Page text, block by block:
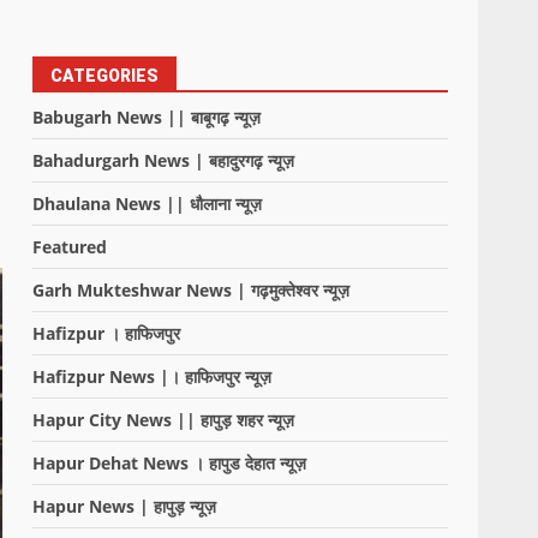
CATEGORIES
Babugarh News || बाबूगढ़ न्यूज़
Bahadurgarh News | बहादुरगढ़ न्यूज़
Dhaulana News || धौलाना न्यूज़
Featured
Garh Mukteshwar News | गढ़मुक्तेश्वर न्यूज़
Hafizpur । हाफिजपुर
Hafizpur News |। हाफिजपुर न्यूज़
Hapur City News || हापुड़ शहर न्यूज़
Hapur Dehat News । हापुड देहात न्यूज़
Hapur News | हापुड़ न्यूज़